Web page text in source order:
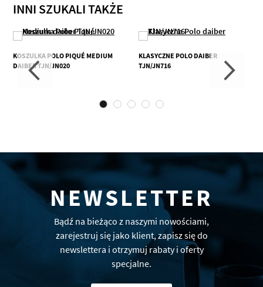
INNI SZUKALI TAKŻE
KOSZULKA POLO PIQUÉ MEDIUM
DAIBER TJN/JN020
KLASYCZNE POLO DAIBER
TJN/JN716
NEWSLETTER
Bądź na bieżąco z naszymi nowościami,
zarejestruj się jako klient, zapisz się do
newslettera i otrzymuj rabaty i oferty
specjalne.